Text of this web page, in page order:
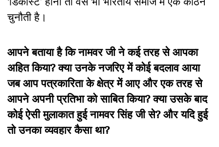
चुनौती है।
आपने बताया है कि नामवर जी ने कई तरह से आपका
अहित किया? क्या उनके नजरिए में कोई बदलाव आया
जब आप पत्रकारिता के क्षेत्र में आए और एक तरह से
आपने अपनी प्रतिभा को साबित किया? क्या उसके बाद
कोई ऐसी मुलाकात हुई नामवर सिंह जी से? और यदि हुई
तो उनका व्यवहार कैसा था?